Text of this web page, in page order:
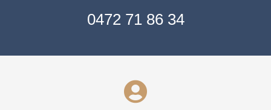
0472 71 86 34